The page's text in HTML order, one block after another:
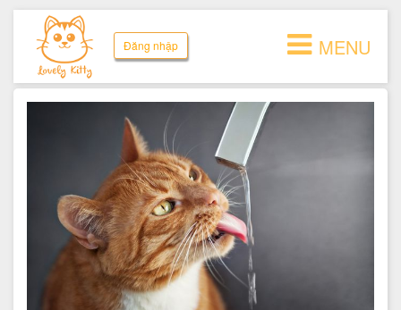
Đăng nhập MENU